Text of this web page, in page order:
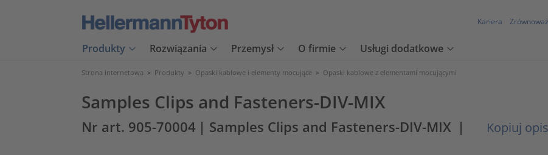
Kariera
Produkty Rozwiązania Przemysł O firmie Usługi dodatkowe
Strona internetowa > Produkty > Opaski kablowe i elementy mocujące > Opaski kablowe z elementami mocującymi
Samples Clips and Fasteners-DIV-MIX
Nr art. 905-70004 | Samples Clips and Fasteners-DIV-MIX | Kopiuj